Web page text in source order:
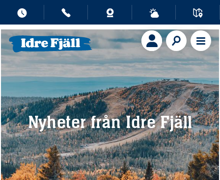
Nyheter från Idre Fjäll